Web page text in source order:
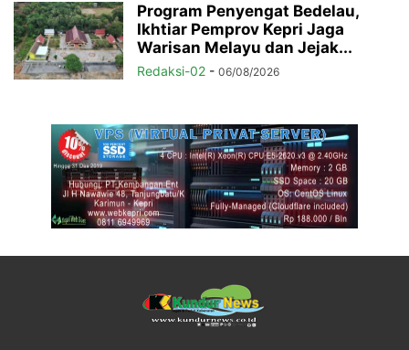
Program Penyengat Bedelau,
Ikhtiar Pemprov Kepri Jaga
Warisan Melayu dan Jejak...
Redaksi-02 - 06/08/2026